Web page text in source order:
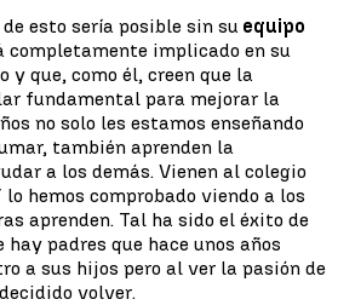
esto sería posible sin su equipo
completamente implicado en su
y que, como él, creen que la
fundamental para mejorar la
no solo les estamos enseñando
también aprenden la
a los demás. Vienen al colegio
hemos comprobado viendo a los
aprenden. Tal ha sido el éxito de
padres que hace unos años
a sus hijos pero al ver la pasión de
volver.